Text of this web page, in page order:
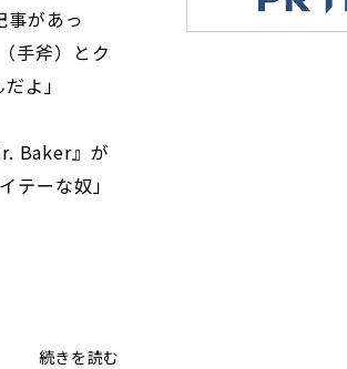
事があっ
手斧）とク
よ」
Baker』が
テーな奴」
続きを読む